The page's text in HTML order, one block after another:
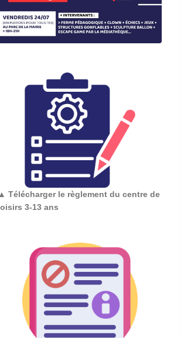
▲ Télécharger le règlement du centre de
3-13 ans